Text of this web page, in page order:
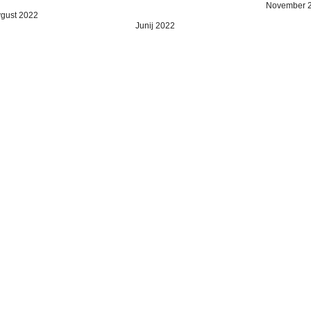
2022
Junij 2022
November